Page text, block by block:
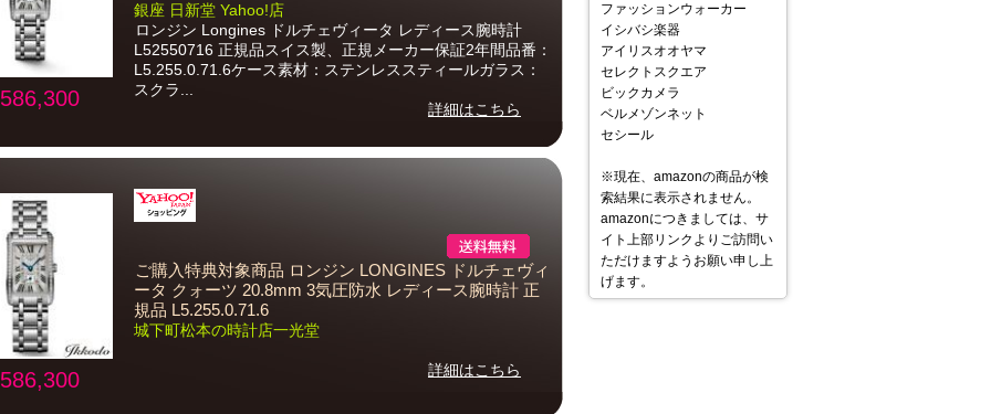
銀座 日新堂 Yahoo!店
ロンジン Longines ドルチェヴィータ レディース腕時計
L52550716 正規品スイス製、正規メーカー保証2年間品番：
L5.255.0.71.6ケース素材：ステンレススティールガラス：
スクラ...
詳細はこちら
ご購入特典対象商品 ロンジン LONGINES ドルチェヴィ
ータ クォーツ 20.8mm 3気圧防水 レディース腕時計 正
規品 L5.255.0.71.6
城下町松本の時計店一光堂
詳細はこちら
ファッションウォーカー
イシバシ楽器
アイリスオオヤマ
セレクトスクエア
ビックカメラ
ベルメゾンネット
セシール
※現在、amazonの商品が検
索結果に表示されません。
amazonにつきましては、サ
イト上部リンクよりご訪問い
ただけますようお願い申し上
げます。